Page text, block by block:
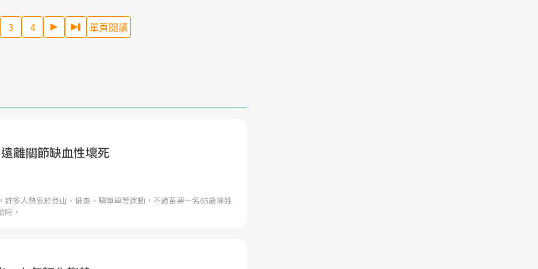
3 4 單頁閱讀
離關節缺血性壞死
許多人熱衷於登山、健走、騎單車等運動，不過苗栗一名65歲陳姓
時，